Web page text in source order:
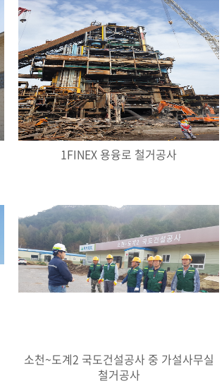
1FINEX 용융로 철거공사
소천~도계2 국도건설공사 중 가설사무실
철거공사